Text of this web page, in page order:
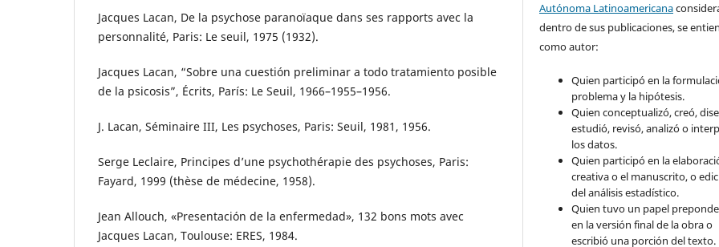
Jacques Lacan, De la psychose paranoïaque dans ses rapports avec la
personnalité, Paris: Le seuil, 1975 (1932).
Jacques Lacan, “Sobre una cuestión preliminar a todo tratamiento posible
de la psicosis”, Écrits, París: Le Seuil, 1966–1955–1956.
J. Lacan, Séminaire III, Les psychoses, Paris: Seuil, 1981, 1956.
Serge Leclaire, Principes d’une psychothérapie des psychoses, Paris:
Fayard, 1999 (thèse de médecine, 1958).
Jean Allouch, «Presentación de la enfermedad», 132 bons mots avec
Jacques Lacan, Toulouse: ERES, 1984.
Autónoma Latinoamericana
dentro de sus publicaciones, se
como autor:
Quien participó en la
problema y la hipótesis.
Quien conceptualizó, creó,
estudió, revisó, analizó o
los datos.
Quien participó en la
creativa o el manuscrito, o
del análisis estadístico.
Quien tuvo un papel
en la versión final de la obra o
escribió una porción del texto.